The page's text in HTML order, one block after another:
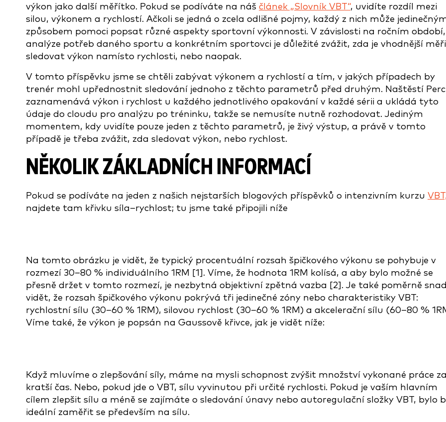
výkon jako další měřítko. Pokud se podíváte na náš článek „Slovník VBT“, uvidíte rozdíl mezi
silou, výkonem a rychlostí. Ačkoli se jedná o zcela odlišné pojmy, každý z nich může
způsobem pomoci popsat různé aspekty sportovní výkonnosti. V závislosti na ročním období,
analýze potřeb daného sportu a konkrétním sportovci je důležité zvážit, zda je vhodnější
sledovat výkon namísto rychlosti, nebo naopak.
V tomto příspěvku jsme se chtěli zabývat výkonem a rychlostí a tím, v jakých případech by
trenér mohl upřednostnit sledování jednoho z těchto parametrů před druhým. Naštěstí
zaznamenává výkon i rychlost u každého jednotlivého opakování v každé sérii a ukládá tyto
údaje do cloudu pro analýzu po tréninku, takže se nemusíte nutně rozhodovat. Jediným
momentem, kdy uvidíte pouze jeden z těchto parametrů, je živý výstup, a právě v tomto
případě je třeba zvážit, zda sledovat výkon, nebo rychlost.
NĚKOLIK ZÁKLADNÍCH INFORMACÍ
Pokud se podíváte na jeden z našich nejstarších blogových příspěvků o intenzivním kurzu
najdete tam křivku síla–rychlost; tu jsme také připojili níže
Na tomto obrázku je vidět, že typický procentuální rozsah špičkového výkonu se pohybuje v
rozmezí 30–80 % individuálního 1RM [1]. Víme, že hodnota 1RM kolísá, a aby bylo možné se
přesně držet v tomto rozmezí, je nezbytná objektivní zpětná vazba [2]. Je také poměrně
vidět, že rozsah špičkového výkonu pokrývá tři jedinečné zóny nebo charakteristiky VBT:
rychlostní sílu (30–60 % 1RM), silovou rychlost (30–60 % 1RM) a akcelerační sílu (60–80 %
Víme také, že výkon je popsán na Gaussově křivce, jak je vidět níže:
Když mluvíme o zlepšování síly, máme na mysli schopnost zvýšit množství vykonané práce
kratší čas. Nebo, pokud jde o VBT, sílu vyvinutou při určité rychlosti. Pokud je vaším hlavním
cílem zlepšit sílu a méně se zajímáte o sledování únavy nebo autoregulační složky VBT, bylo
ideální zaměřit se především na sílu.